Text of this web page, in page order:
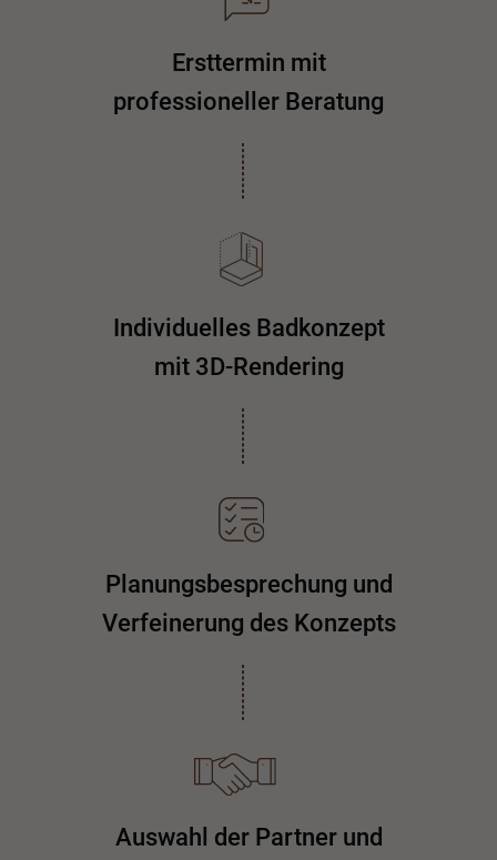
Ersttermin mit
professioneller Beratung
Individuelles Badkonzept
mit 3D-Rendering
Planungsbesprechung und
Verfeinerung des Konzepts
Auswahl der Partner und